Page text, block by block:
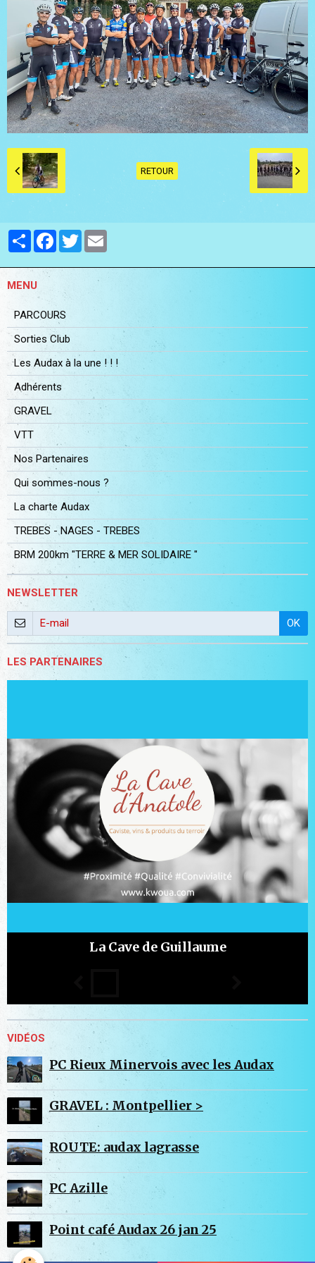
RETOUR
PartagerFacebook
Twitter
MENU
PARCOURS
Sorties Club
Les Audax à la une ! ! !
Adhérents
GRAVEL
VTT
Nos Partenaires
Qui sommes-nous ?
La charte Audax
TREBES - NAGES - TREBES
BRM 200km "TERRE & MER SOLIDAIRE "
NEWSLETTER
OK
LES PARTENAIRES
La Cave de Guillaume
VIDÉOS
PC Rieux Minervois avec les Audax
GRAVEL : Montpellier >
ROUTE: audax lagrasse
PC Azille
Point café Audax 26 jan 25